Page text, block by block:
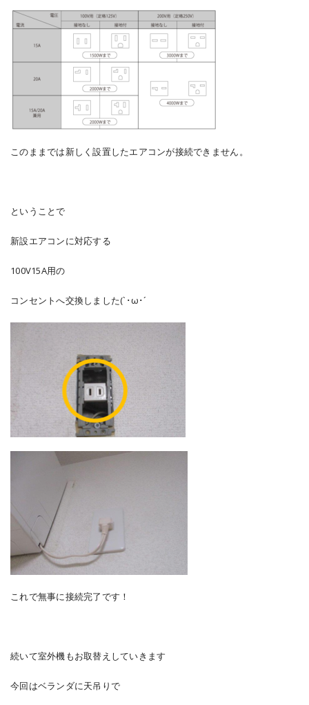
このままでは新しく設置したエアコンが接続できません。
ということで
新設エアコンに対応する
100V15A用の
コンセントへ交換しました(`･ω･´ゞ
これで無事に接続完了です！
続いて室外機もお取替えしていきます
今回はベランダに天吊りで